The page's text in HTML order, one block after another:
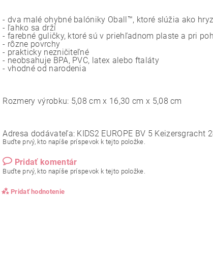
- dva malé ohybné balóniky Oball™, ktoré slúžia ako
- ľahko sa drží
- farebné guličky, ktoré sú v priehľadnom plaste a pri
- rôzne povrchy
- prakticky nezničiteľné
- neobsahuje BPA, PVC, latex alebo ftaláty
- vhodné od narodenia
Rozmery výrobku: 5,08 cm x 16,30 cm x 5,08 cm
Adresa dodávateľa: KIDS2 EUROPE BV 5
Buďte prvý, kto napíše príspevok k tejto položke.
Pridať komentár
Buďte prvý, kto napíše príspevok k tejto položke.
Pridať hodnotenie